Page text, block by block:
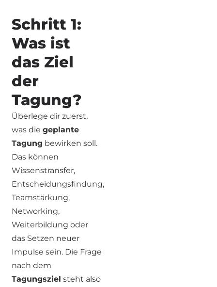
Schritt 1:
Was ist
das Ziel
der
Tagung?
Überlege dir zuerst,
was die geplante
Tagung bewirken soll.
Das können
Wissenstransfer,
Entscheidungsfindung,
Teamstärkung,
Networking,
Weiterbildung oder
das Setzen neuer
Impulse sein. Die Frage
nach dem
Tagungsziel steht also